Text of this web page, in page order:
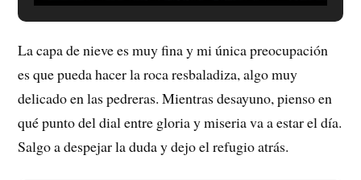
La capa de nieve es muy fina y mi única preocupación
es que pueda hacer la roca resbaladiza, algo muy
delicado en las pedreras. Mientras desayuno, pienso en
qué punto del dial entre gloria y miseria va a estar el día.
Salgo a despejar la duda y dejo el refugio atrás.